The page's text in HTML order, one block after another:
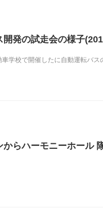
開発の試走会の様子
車学校で開催したに自動運転バ
からハーモニーホール